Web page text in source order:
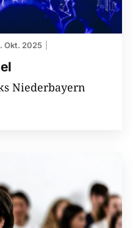
Okt. 2025
Niederbayern